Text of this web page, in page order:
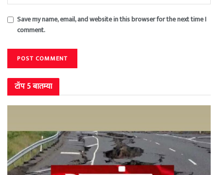
Save my name, email, and website in this browser for the next time I
comment.
टॉप 5 बातम्या